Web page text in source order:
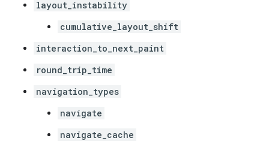
layout_instability
cumulative_layout_shift
interaction_to_next_paint
round_trip_time
navigation_types
navigate
navigate_cache